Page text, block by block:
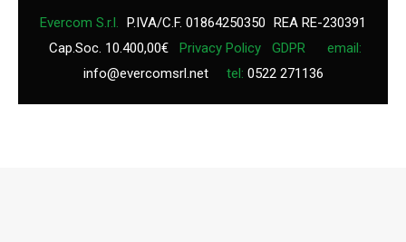
Evercom S.r.l. P.IVA/C.F. 01864250350 REA RE-230391
Cap.Soc. 10.400,00€
Privacy Policy GDPR
email:
info@evercomsrl.net
tel: 0522 271136